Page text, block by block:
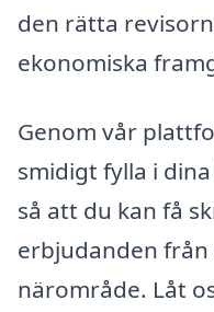
den rätta
ekonomiska
Genom vår
smidigt fylla i
så att du kan få
erbjudanden
närområde. Låt